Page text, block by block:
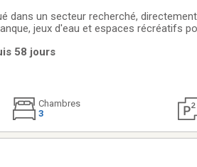
dans un secteur recherché,
jeux d'eau et espaces récréatifs
58 jours
Chambres
3